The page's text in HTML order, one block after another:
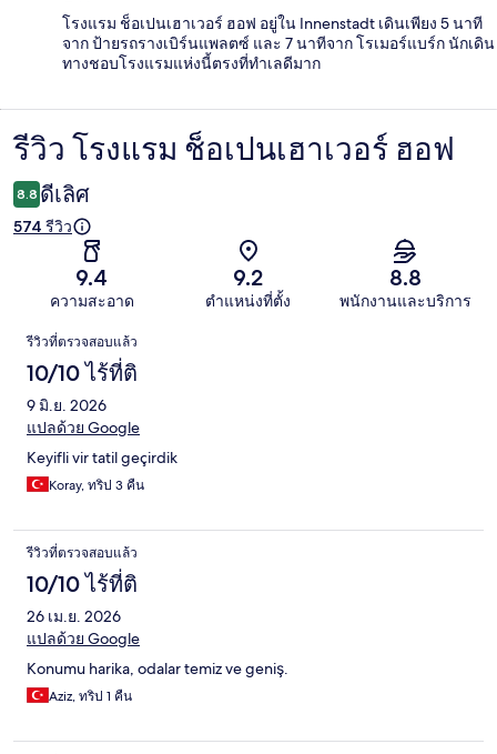
โรงแรม ช็อเปนเฮาเวอร์ ฮอฟ อยู่ใน Innenstadt เดินเพียง 5 นาที
จาก ป้ายรถรางเบิร์นแพลตซ์ และ 7 นาทีจาก โรเมอร์แบร์ก นักเดิน
ทางชอบโรงแรมแห่งนี้ตรงที่ทำเลดีมาก
รีวิว
รีวิว โรงแรม ช็อเปนเฮาเวอร์ ฮอฟ
8.8 ดีเลิศ
574 รีวิว
9.4
ความสะอาด
9.2
ตำแหน่งที่ตั้ง
8.8
พนักงานและบริการ
รีวิว
รีวิวที่ตรวจสอบแล้ว
10/10 ไร้ที่ติ
9 มิ.ย. 2026
แปลด้วย Google
Keyifli vir tatil geçirdik
Koray, ทริป 3 คืน
รีวิวที่ตรวจสอบแล้ว
10/10 ไร้ที่ติ
26 เม.ย. 2026
แปลด้วย Google
Konumu harika, odalar temiz ve geniş.
Aziz, ทริป 1 คืน